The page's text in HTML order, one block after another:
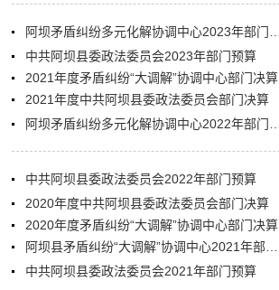
中共阿坝县委政法委员会2023年部门预算
2021年度矛盾纠纷“大调解”协调中心部门决算
2021年度中共阿坝县委政法委员会部门决算
中共阿坝县委政法委员会2022年部门预算
2020年度中共阿坝县委政法委员会部门决算
2020年度矛盾纠纷“大调解”协调中心部门决算
中共阿坝县委政法委员会2021年部门预算